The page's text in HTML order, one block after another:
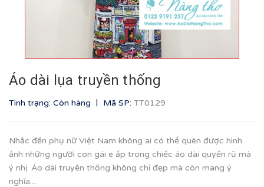
Áo dài lụa truyền thống
Tình trạng: Còn hàng | Mã SP: TT0129
Nhắc đến phụ nữ Việt Nam không ai có thể quên được hình
ảnh những người con gái e ấp trong chiếc áo dài quyến rũ mà
ý nhị. Áo dài truyền thống không chỉ đẹp mà còn mang ý
nghĩa...